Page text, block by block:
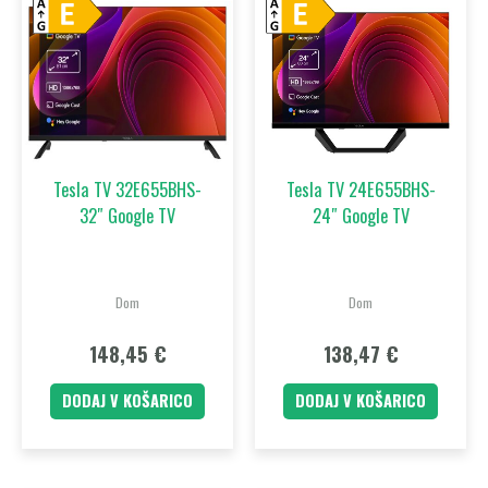
Tesla TV 32E655BHS-
32″ Google TV
Dom
148,45 €
DODAJ V KOŠARICO
Tesla TV 24E655BHS-
24″ Google TV
Dom
138,47 €
DODAJ V KOŠARICO